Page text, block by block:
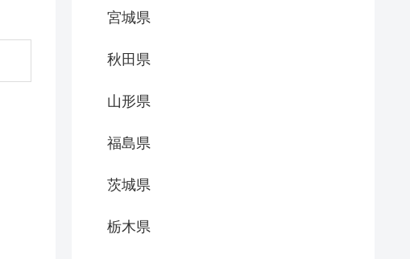
宮城県
秋田県
山形県
福島県
茨城県
栃木県